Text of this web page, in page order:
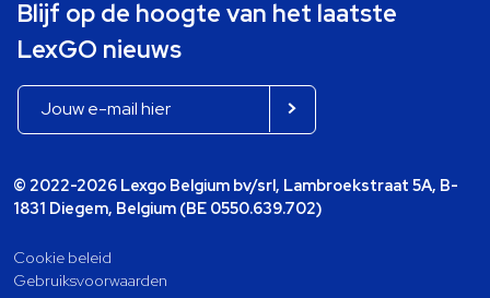
Blijf op de hoogte van het laatste
LexGO nieuws
© 2022-2026 Lexgo Belgium bv/srl, Lambroekstraat 5A, B-
1831 Diegem, Belgium (BE 0550.639.702)
Cookie beleid
Gebruiksvoorwaarden